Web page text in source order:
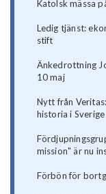
Katolsk mässa
Ledig tjänst:
stift
Änkedrottning
10 maj
Nytt från
historia i Sverige
mission" är nu
Förbön för